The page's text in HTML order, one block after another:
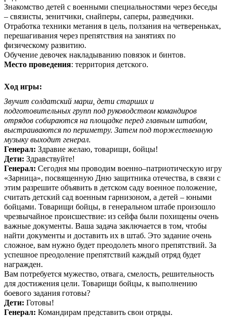
Знакомство детей с военными специальностями через беседы
– связисты, зенитчики, снайперы, саперы, разведчики.
Отработка техники метания в цель, ползания на четвереньках,
перешагивания через препятствия на занятиях по
физическому развитию.
Обучение девочек накладыванию повязок и бинтов.
Место проведения: территория детского.
Ход игры:
Звучит солдатский марш, дети старших и
подготовительных групп под руководством командиров
отрядов собираются на площадке перед главным штабом,
выстраиваются по периметру. Затем под торжественную
музыку выходит генерал.
Генерал: Здравие желаю, товарищи, бойцы!
Дети: Здравствуйте!
Генерал: Сегодня мы проводим военно–патриотическую игру
«Зарница», посвященную Дню защитника отечества, в связи с
этим разрешите объявить в детском саду военное положение,
считать детский сад военным гарнизоном, а детей – юными
бойцами. Товарищи бойцы, в генеральном штабе произошло
чрезвычайное происшествие: из сейфа были похищены очень
важные документы. Ваша задача заключается в том, чтобы
найти документы и доставить их в штаб. Это задание очень
сложное, вам нужно будет преодолеть много препятствий. За
успешное преодоление препятствий каждый отряд будет
награжден.
Вам потребуется мужество, отвага, смелость, решительность
для достижения цели. Товарищи бойцы, к выполнению
боевого задания готовы?
Дети: Готовы!
Генерал: Командирам представить свои отряды.